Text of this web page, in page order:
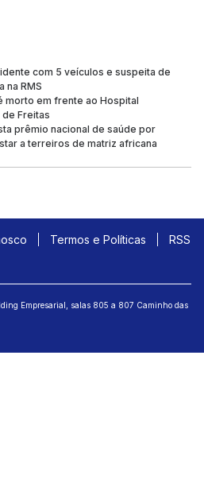
com 5 veículos e suspeita de
na RMS
morto em frente ao Hospital
Freitas
prêmio nacional de saúde por
a terreiros de matriz africana
Termos e Políticas RSS
Empresarial, salas 805 a 807 Caminho das